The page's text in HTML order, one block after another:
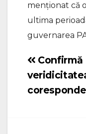
menționat că
ultima
guvernarea
Navigare
în
Confirmă